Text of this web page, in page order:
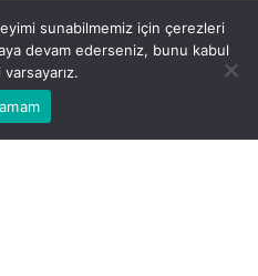
sağlamak
Hesabım
0
sunabilmemiz için çerezleri
devam ederseniz, bunu kabul